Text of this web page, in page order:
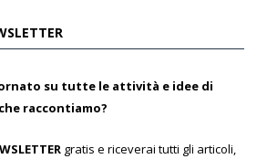
su tutte le attività e idee di
raccontiamo?
gratis e riceverai tutti gli articoli,